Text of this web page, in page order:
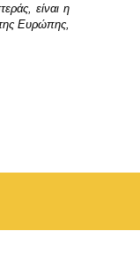
είναι η
Ευρώπης,